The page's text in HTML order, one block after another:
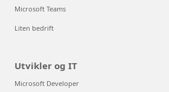
Microsoft Teams
Liten bedrift
Utvikler og IT
Microsoft Developer